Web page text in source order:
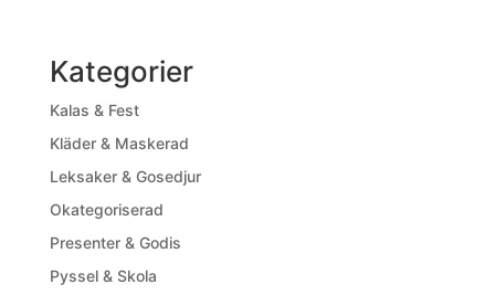
Kategorier
Kalas & Fest
Kläder & Maskerad
Leksaker & Gosedjur
Okategoriserad
Presenter & Godis
Pyssel & Skola